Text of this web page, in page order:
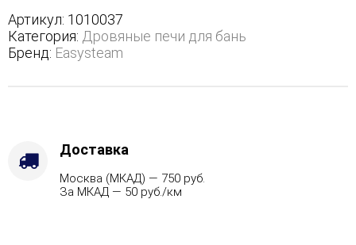
кожухе
с
открытым
верхом
Змеевик,
Защита
Артикул: 1010037
Категория: Дровяные печи для бань
Бренд: Easysteam
Доставка
Москва (МКАД) — 750 руб.
За МКАД — 50 руб./км